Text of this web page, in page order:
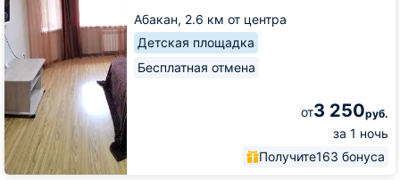
Абакан, 2.6 км от центра
Детская площадка
Бесплатная отмена
от3 250руб.
за 1 ночь
Получите163 бонуса